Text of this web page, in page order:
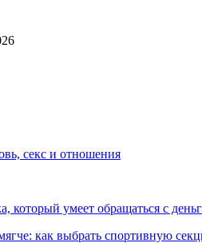
секс и отношения
который умеет обращаться с
как выбрать спортивную